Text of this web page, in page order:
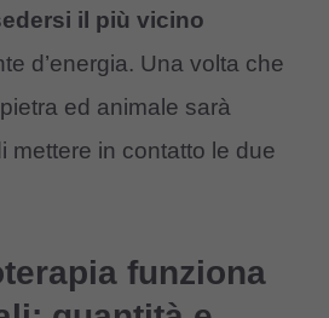
il più vicino
d’energia. Una volta che
pietra ed animale sarà
mettere in contatto le due
funziona